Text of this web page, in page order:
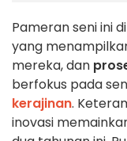
Pameran seni ini
yang
mereka, dan
berfokus pada
kerajinan.
inovasi